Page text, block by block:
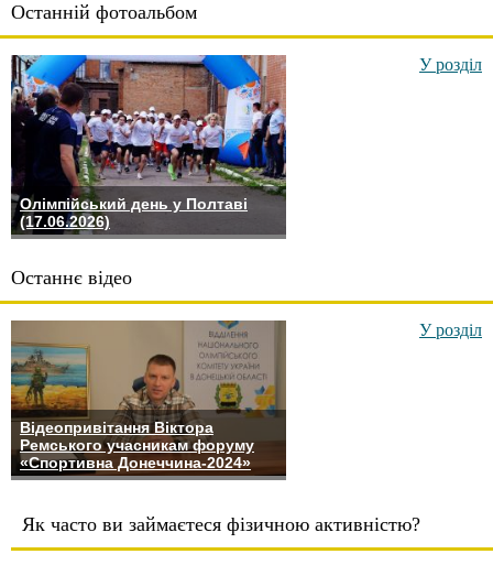
Останній фотоальбом
Олімпійський день у Полтаві
(17.06.2026)
У розділ
Останнє відео
Відеопривітання Віктора
Ремського учасникам форуму
«Спортивна Донеччина-2024»
У розділ
Як часто ви займаєтеся фізичною активністю?